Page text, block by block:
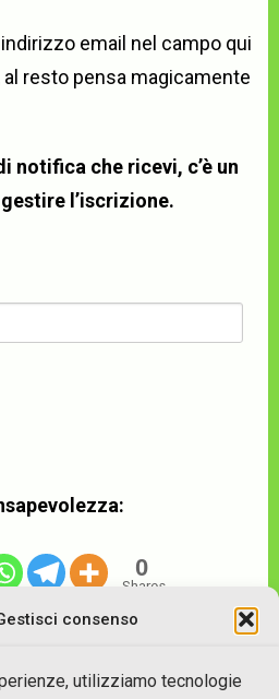
consenso
utilizziamo tecnologie
email nel campo qui
resto pensa magicamente
notifica che ricevi, c’è un
l’iscrizione.
0
Shares